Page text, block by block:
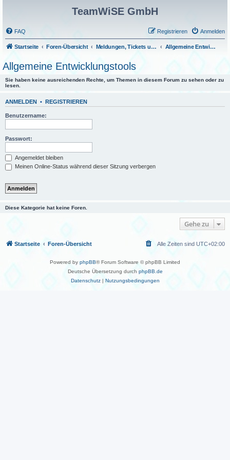
TeamWiSE GmbH
FAQ Anmelden
Registrieren
Startseite Foren-Übersicht Meldungen, Tickets und Fragen Allgemeine Entwicklungstools
Allgemeine Entwicklungstools
Sie haben keine ausreichenden Rechte, um Themen in diesem Forum zu sehen oder zu
lesen.
ANMELDEN • REGISTRIEREN
Benutzername:
Passwort:
Angemeldet bleiben
Meinen Online-Status während dieser Sitzung verbergen
Diese Kategorie hat keine Foren.
Gehe zu
Startseite Foren-Übersicht Alle Zeiten sind UTC+02:00
Powered by phpBB® Forum Software © phpBB Limited
Deutsche Übersetzung durch phpBB.de
Datenschutz| Nutzungsbedingungen